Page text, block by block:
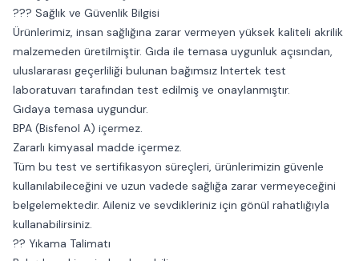
??? Sağlık ve Güvenlik Bilgisi
Ürünlerimiz, insan sağlığına zarar vermeyen yüksek kaliteli akrilik
malzemeden üretilmiştir. Gıda ile temasa uygunluk açısından,
uluslararası geçerliliği bulunan bağımsız Intertek test
laboratuvarı tarafından test edilmiş ve onaylanmıştır.
Gıdaya temasa uygundur.
BPA (Bisfenol A) içermez.
Zararlı kimyasal madde içermez.
Tüm bu test ve sertifikasyon süreçleri, ürünlerimizin güvenle
kullanılabileceğini ve uzun vadede sağlığa zarar vermeyeceğini
belgelemektedir. Aileniz ve sevdikleriniz için gönül rahatlığıyla
kullanabilirsiniz.
?? Yıkama Talimatı